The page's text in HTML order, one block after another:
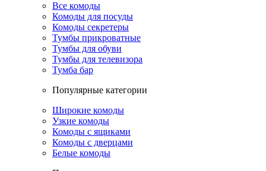
Все комоды
Комоды для посуды
Комоды секретеры
Тумбы прикроватные
Тумбы для обуви
Тумбы для телевизора
Тумба бар
Популярные категории
Широкие комоды
Узкие комоды
Комоды с ящиками
Комоды с дверцами
Белые комоды